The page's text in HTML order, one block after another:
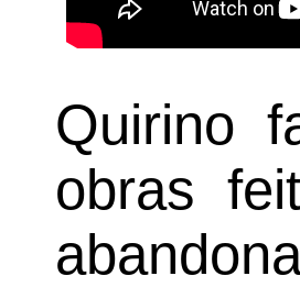
Quirino
obras